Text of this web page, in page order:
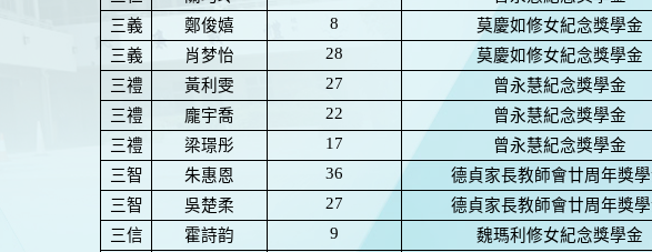
三義
鄭俊嬉 8
莫慶如修女紀念獎學金
三義
肖梦怡 28
莫慶如修女紀念獎學金
三禮
黃利雯 27
曾永慧紀念獎學金
三禮
龐宇喬 22
曾永慧紀念獎學金
三禮
梁璟彤 17
曾永慧紀念獎學金
三智
朱惠恩 36
德貞家長教師會廿周年獎
三智
吳楚柔 27
德貞家長教師會廿周年獎
三信
霍詩韵 9
魏瑪利修女紀念獎學金